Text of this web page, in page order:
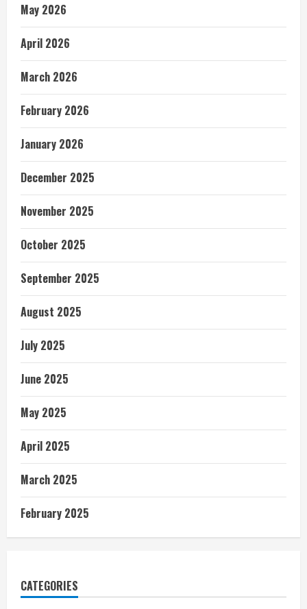
May 2026
April 2026
March 2026
February 2026
January 2026
December 2025
November 2025
October 2025
September 2025
August 2025
July 2025
June 2025
May 2025
April 2025
March 2025
February 2025
CATEGORIES